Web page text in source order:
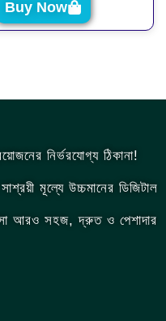
Buy Now
নির্ভরযোগ্য ঠিকানা!
মূল্যে উচ্চমানের ডিজিটাল
আরও সহজ, দ্রুত ও পেশাদার